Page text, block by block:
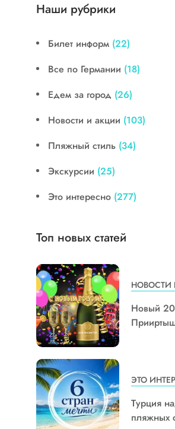
Наши рубрики
Билет информ (22)
Все по Германии (18)
Едем за город (26)
Новости и акции (103)
Пляжный стиль (34)
Экскурсии (25)
Это интересно (277)
Топ новых статей
Новый
ЭТО
Турция
пляжных